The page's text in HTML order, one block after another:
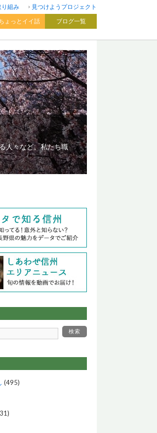
り組み
見つけようプロジェクト
ょっとイイ話 ブログ一覧
人々など、私たち職
(495)